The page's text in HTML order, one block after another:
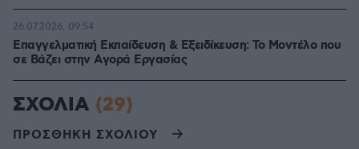
Επαγγελματική Εκπαίδευση & Εξειδίκευση: Το Mοντέλο που
σε Bάζει στην Aγορά Eργασίας
26.07.2026, 09:54
ΣΧΟΛΙΑ (29)
ΠΡΟΣΘΗΚΗ ΣΧΟΛΙΟΥ